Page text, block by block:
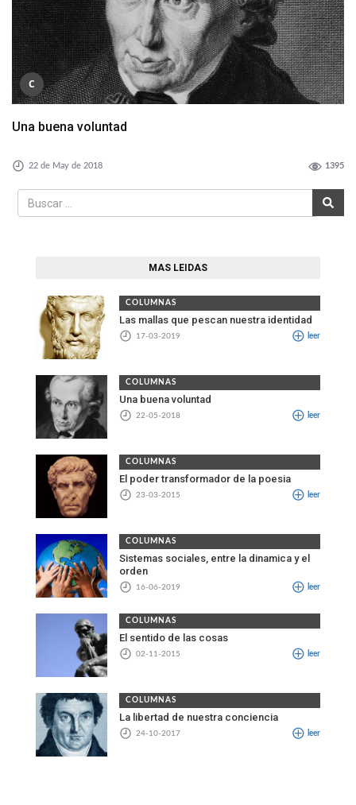
C
Una buena voluntad
22 de May de 2018 1395
MAS LEIDAS
COLUMNAS
Las mallas que pescan nuestra identidad
17-03-2019 leer
COLUMNAS
Una buena voluntad
22-05-2018 leer
COLUMNAS
El poder transformador de la poesia
23-03-2015 leer
COLUMNAS
Sistemas sociales, entre la dinamica y el
orden
16-06-2019 leer
COLUMNAS
El sentido de las cosas
02-11-2015 leer
COLUMNAS
La libertad de nuestra conciencia
24-10-2017 leer